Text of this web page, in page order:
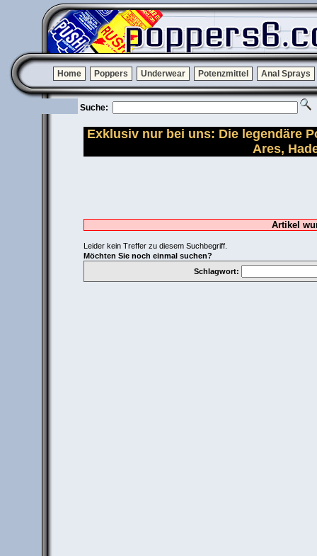
Home Poppers Underwear Potenzmittel Anal Sprays
Suche:
Exklusiv nur bei uns: Die legendäre
Ares,
Artikel
Leider kein Treffer zu diesem Suchbegriff.
Möchten Sie noch einmal suchen?
Schlagwort: